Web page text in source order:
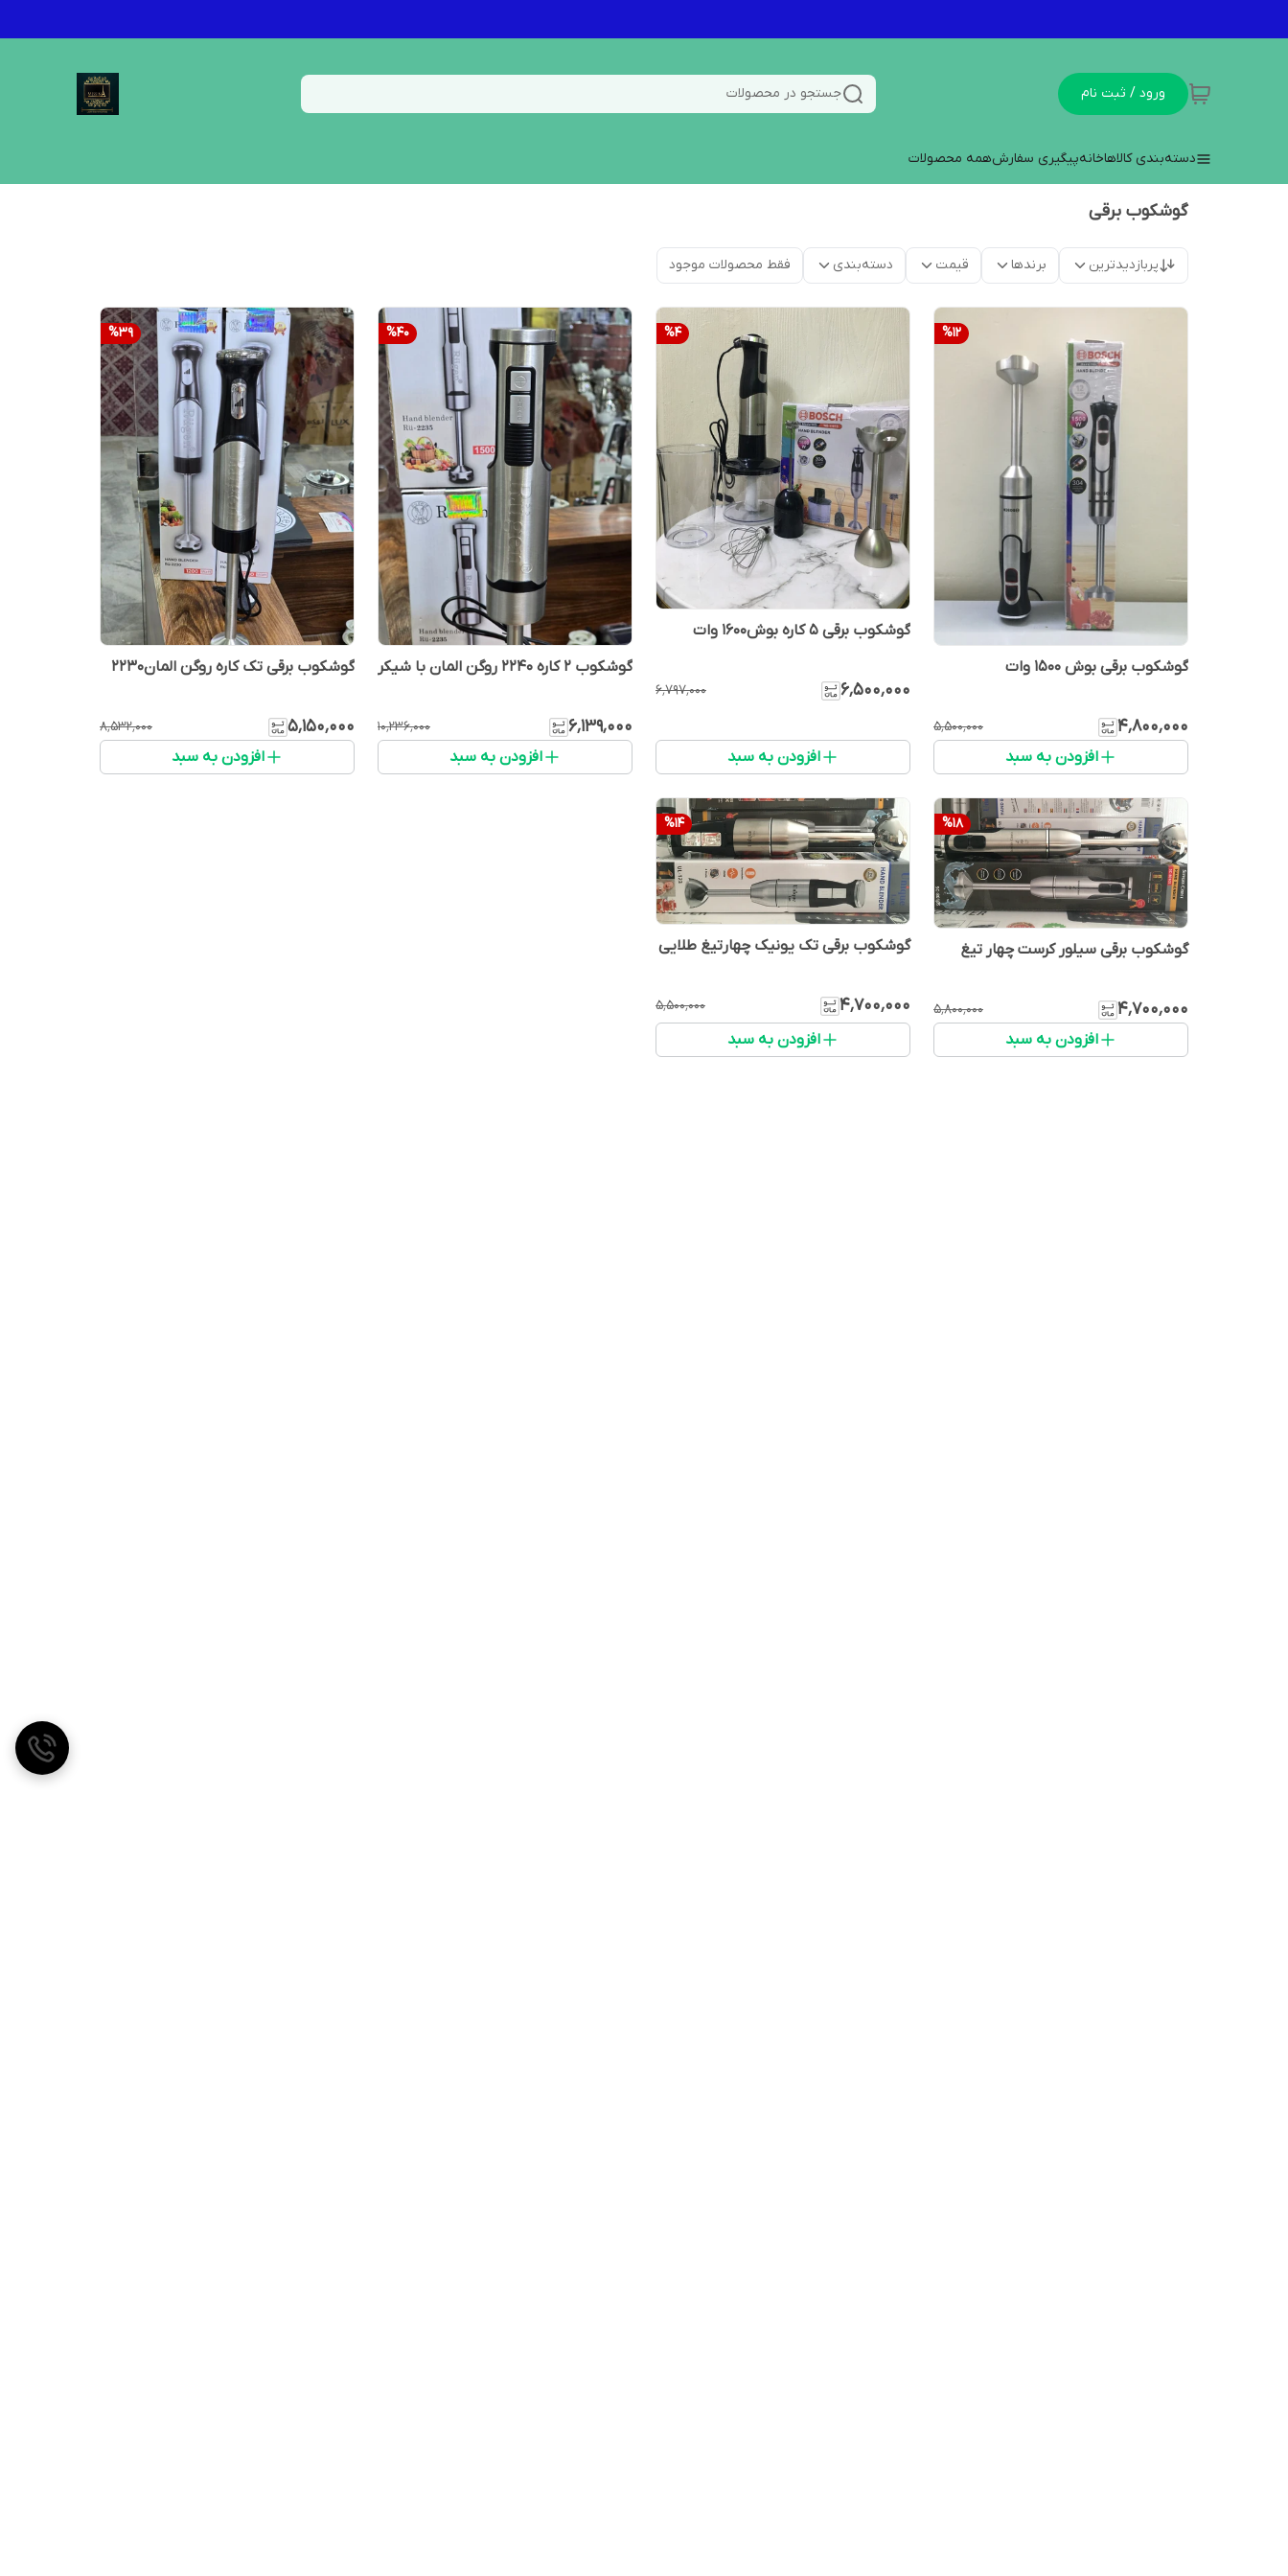
ورود / ثبت نام جستجو در محصولات
دسته‌بندی کالاهاخانهپیگیری سفارشهمه محصولات
گوشکوب برقی
پربازدیدترین برندها قیمت دسته‌بندی فقط محصولات موجود
%12
گوشکوب برقی بوش ۱۵۰۰ وات
۴٬۸۰۰٬۰۰۰ ۵٬۵۰۰٬۰۰۰
افزودن به سبد
%4
گوشکوب برقی ۵ کاره بوش۱۶۰۰ وات
۶٬۵۰۰٬۰۰۰ ۶٬۷۹۷٬۰۰۰
افزودن به سبد
%40
گوشکوب ۲ کاره ۲۲۴۰ روگن المان با شیکر
۶٬۱۳۹٬۰۰۰ ۱۰٬۲۳۶٬۰۰۰
افزودن به سبد
%39
گوشکوب برقی تک کاره روگن المان۲۲۳۰
۵٬۱۵۰٬۰۰۰ ۸٬۵۳۲٬۰۰۰
افزودن به سبد
%18
گوشکوب برقی سیلور کرست چهار تیغ
۴٬۷۰۰٬۰۰۰ ۵٬۸۰۰٬۰۰۰
افزودن به سبد
%14
گوشکوب برقی تک یونیک چهارتیغ طلایی
۴٬۷۰۰٬۰۰۰ ۵٬۵۰۰٬۰۰۰
افزودن به سبد